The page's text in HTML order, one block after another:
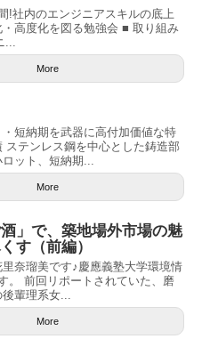
!社内のエンジニアスキルの底上
高度化を図る勉強会 ■ 取り組み
...
More
短納期を武器に高付加価値な特
ステンレス鋼を中心とした鋳造部
ット、短納期...
More
酒」で、築地場外市場の魅
す（前編）
奈瑠美です♪慶應義塾大学環境情
。 前回リポートされていた、磨
輩理系女...
More